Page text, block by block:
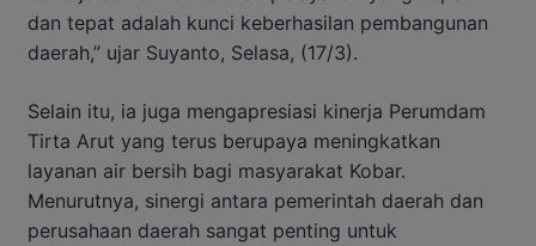
dan tepat adalah kunci keberhasilan pembangunan
daerah,” ujar Suyanto, Selasa, (17/3).
Selain itu, ia juga mengapresiasi kinerja Perumdam
Tirta Arut yang terus berupaya meningkatkan
layanan air bersih bagi masyarakat Kobar.
Menurutnya, sinergi antara pemerintah daerah dan
perusahaan daerah sangat penting untuk